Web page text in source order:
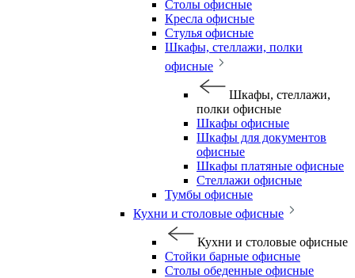
Столы офисные
Кресла офисные
Стулья офисные
Шкафы, стеллажи, полки
офисные
Шкафы, стеллажи,
полки офисные
Шкафы офисные
Шкафы для документов
офисные
Шкафы платяные офисные
Стеллажи офисные
Тумбы офисные
Кухни и столовые офисные
Кухни и столовые офисные
Стойки барные офисные
Столы обеденные офисные